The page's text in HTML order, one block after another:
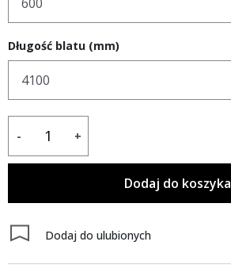
Długość blatu (mm)
- +
Dodaj do koszyka
Dodaj do ulubionych